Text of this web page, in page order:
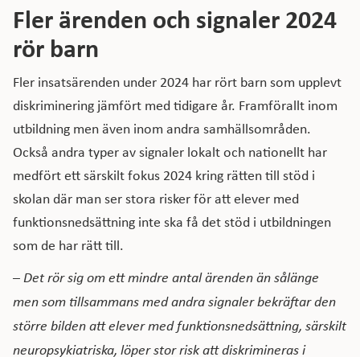
Fler ärenden och signaler 2024
rör barn
Fler insatsärenden under 2024 har rört barn som upplevt
diskriminering jämfört med tidigare år. Framförallt inom
utbildning men även inom andra samhällsområden.
Också andra typer av signaler lokalt och nationellt har
medfört ett särskilt fokus 2024 kring rätten till stöd i
skolan där man ser stora risker för att elever med
funktionsnedsättning inte ska få det stöd i utbildningen
som de har rätt till.
–Det rör sig om ett mindre antal ärenden än sålänge
men som tillsammans med andra signaler bekräftar den
större bilden att elever med funktionsnedsättning, särskilt
neuropsykiatriska, löper stor risk att diskrimineras i